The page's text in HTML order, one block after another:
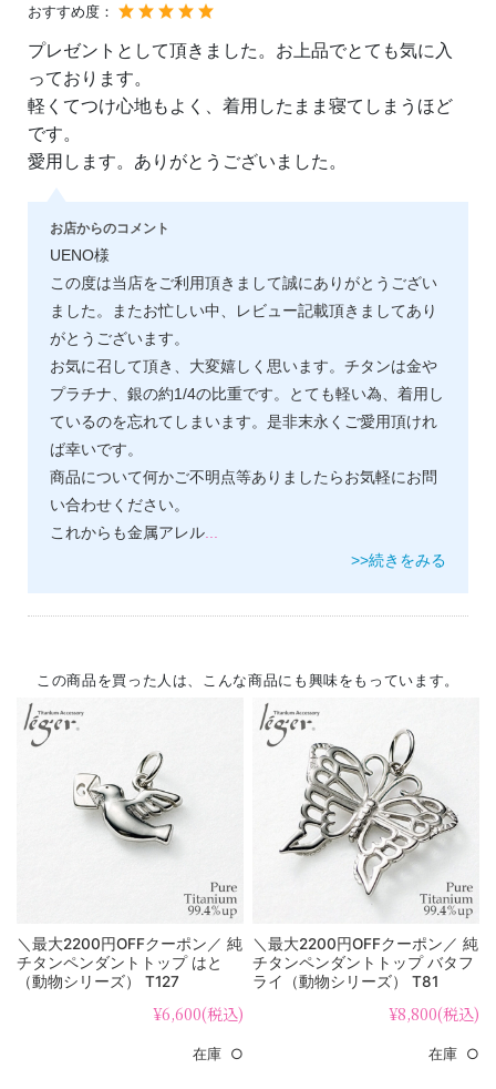
おすすめ度：
プレゼントとして頂きました。お上品でとても気に入
っております。
軽くてつけ心地もよく、着用したまま寝てしまうほど
です。
愛用します。ありがとうございました。
お店からのコメント
UENO様
この度は当店をご利用頂きまして誠にありがとうござい
ました。またお忙しい中、レビュー記載頂きましてあり
がとうございます。
お気に召して頂き、大変嬉しく思います。チタンは金や
プラチナ、銀の約1/4の比重です。とても軽い為、着用し
ているのを忘れてしまいます。是非末永くご愛用頂けれ
ば幸いです。
商品について何かご不明点等ありましたらお気軽にお問
い合わせください。
これからも金属アレル
>>続きをみる
この商品を買った人は、こんな商品にも興味をもっています。
＼最大2200円OFFクーポン／ 純
チタンペンダントトップ はと
（動物シリーズ） T127
¥6,600(税込)
在庫 ○
＼最大2200円OFFクーポン／ 純
チタンペンダントトップ バタフ
ライ（動物シリーズ） T81
¥8,800(税込)
在庫 ○